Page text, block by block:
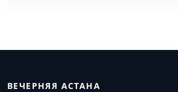
ВЕЧЕРНЯЯ АСТАНА